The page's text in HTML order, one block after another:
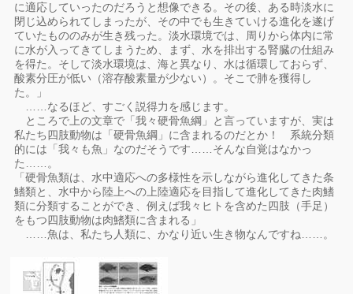
に適応していったのだろうと想像できる。その後、ある時淡水に
閉じ込められてしまったが、その中でも生きていける進化を遂げ
ていたもののみが生き残った。淡水環境では、周りから体内に常
に水が入ってきてしまうため、まず、水を排出する腎臓の仕組み
を得た。そして淡水環境は、海と異なり、水は循環しておらず、
酸素分圧が低い（溶存酸素量が少ない）。そこで肺を獲得し
た。」
……なるほど、すごく説得力を感じます。
ところで上の文章で「我々硬骨魚綱」と言っていますが、実は
私たち四肢動物は「硬骨魚綱」に含まれるのだとか！ 系統分類
的には「我々も魚」なのだそうです……そんな自覚はなかっ
た……。
「硬骨魚類は、水中適応への多様性を示しながら進化してきた条
鰭類と、水中から陸上への上陸適応を目指して進化してきた肉鰭
類に分類することができ、例えば我々ヒトを含めた四肢（手足）
をもつ四肢動物は肉鰭類に含まれる」
……魚は、私たち人類に、かなり近い生き物なんですね……。